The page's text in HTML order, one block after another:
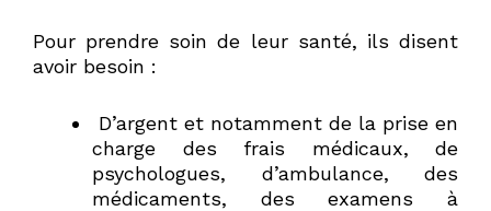
Pour prendre soin de leur santé, ils disent
avoir besoin :
D’argent et notamment de la prise en
charge des frais médicaux, de
psychologues, d’ambulance, des
médicaments, des examens à